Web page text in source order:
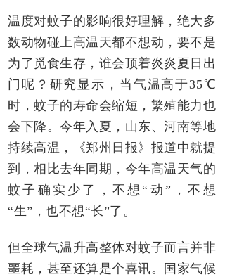
温度对蚊子的影响很好理解，绝大多
数动物碰上高温天都不想动，要不是
为了觅食生存，谁会顶着炎炎夏日出
门呢？研究显示，当气温高于35℃
时，蚊子的寿命会缩短，繁殖能力也
会下降。今年入夏，山东、河南等地
持续高温，《郑州日报》报道中就提
到，相比去年同期，今年高温天气的
蚊子确实少了，不想“动”，不想
“生”，也不想“长”了。
但全球气温升高整体对蚊子而言并非
噩耗，甚至还算是个喜讯。国家气候